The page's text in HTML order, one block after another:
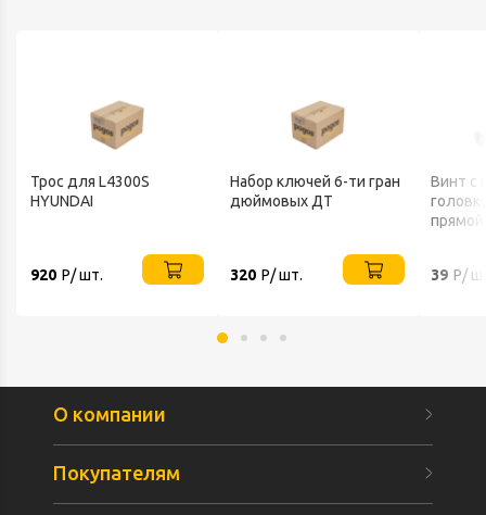
Трос для L4300S
HYUNDAI
920 Р/ шт.
Набор ключей 6-ти гран
дюймовых ДТ
320 Р/ шт.
Винт c
39 Р/
О компании
Покупателям